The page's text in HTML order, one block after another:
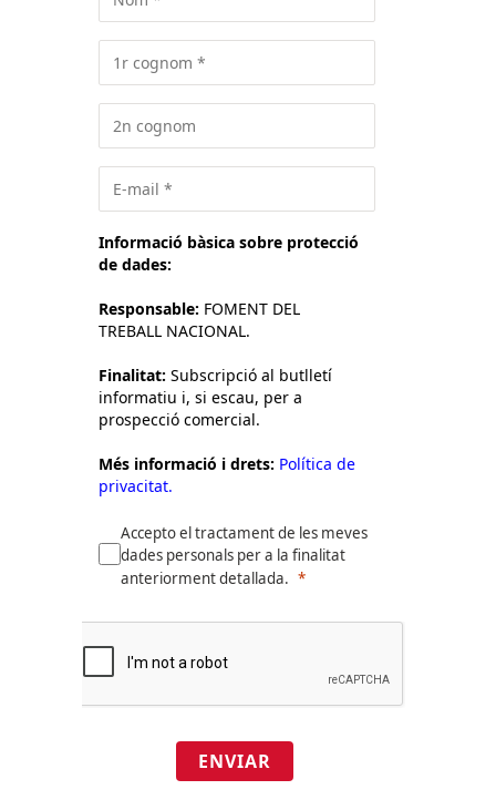
Informació bàsica sobre protecció
de dades:
Responsable: FOMENT DEL
TREBALL NACIONAL.
Finalitat: Subscripció al butlletí
informatiu i, si escau, per a
prospecció comercial.
Més informació i drets: Política de
privacitat.
Accepto el tractament de les meves
dades personals per a la finalitat
anteriorment detallada.
ENVIAR